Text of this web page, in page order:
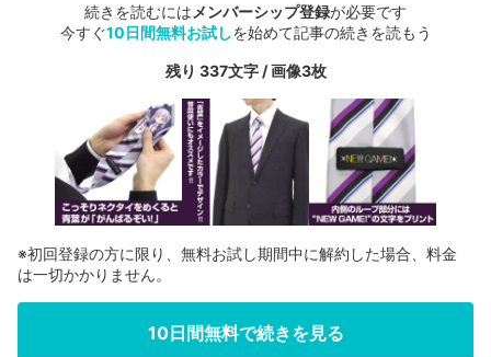
続きを読むには メンバーシップ登録が必要です
今すぐ10日間無料お試しを始めて記事の続きを読もう
残り 337文字 / 画像3枚
※初回登録の方に限り、無料お試し期間中に解約した場合、料金
は一切かかりません。
10日間無料で続きを見る